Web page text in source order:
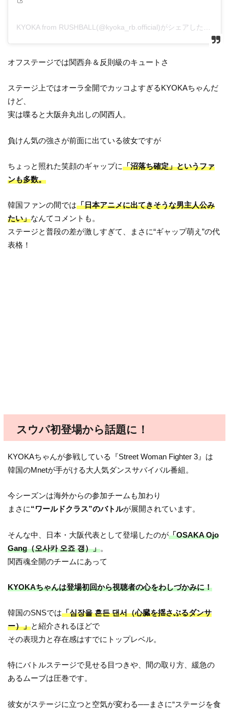
オフステージでは関西弁＆反則級のキュートさ
ステージ上ではオーラ全開でカッコよすぎるKYOKAちゃんだ
けど、
実は喋ると大阪弁丸出しの関西人。
負けん気の強さが前面に出ている彼女ですが
ちょっと照れた笑顔のギャップに「沼落ち確定」というファ
ンも多数。
韓国ファンの間では「日本アニメに出てきそうな男主人公み
たい」なんてコメントも。
ステージと普段の差が激しすぎて、まさに“ギャップ萌え”の代
表格！
スウパ初登場から話題に！
KYOKAちゃんが参戦している『Street Woman Fighter 3』は
韓国のMnetが手がける大人気ダンスサバイバル番組。
今シーズンは海外からの参加チームも加わり
まさに“ワールドクラス”のバトルが展開されています。
そんな中、日本・大阪代表として登場したのが「OSAKA Ojo
Gang（오사카 오죠 갱）」。
関西魂全開のチームにあって
KYOKAちゃんは登場初回から視聴者の心をわしづかみに！
韓国のSNSでは「심장을 흔든 댄서（心臓を揺さぶるダンサ
ー）」と紹介されるほどで
その表現力と存在感はすでにトップレベル。
特にバトルステージで見せる目つきや、間の取り方、緩急の
あるムーブは圧巻です。
彼女がステージに立つと空気が変わる──まさに“ステージを食